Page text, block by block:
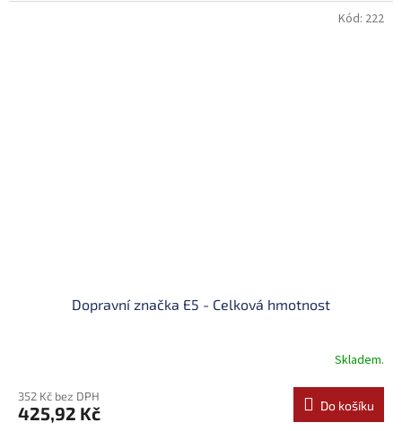
Dopravní značka E5 - Celková hmotnost
Skladem.
352 Kč bez DPH
425,92 Kč Do košíku
Kód: 222